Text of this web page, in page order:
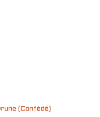
(Confédé)